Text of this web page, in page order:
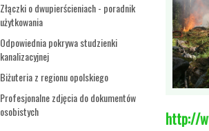
Złączki o dwupierścieniach - poradnik
użytkowania
Odpowiednia pokrywa studzienki
kanalizacyjnej
Biżuteria z regionu opolskiego
Profesjonalne zdjęcia do dokumentów
osobistych
http://